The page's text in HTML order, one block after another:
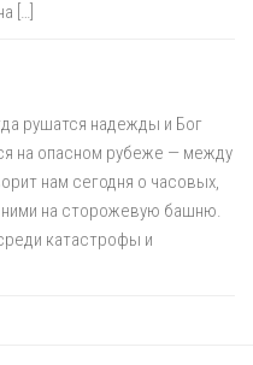
[…]
рушатся надежды и Бог
на опасном рубеже — между
нам сегодня о часовых,
на сторожевую башню.
катастрофы и